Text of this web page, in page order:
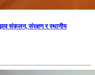
संकलन, संरक्षण र स्थानीय